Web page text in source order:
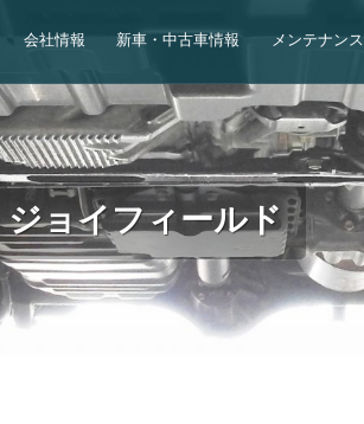
会社情報 新車・中古車情報 メンテナンス
ョイフィールド